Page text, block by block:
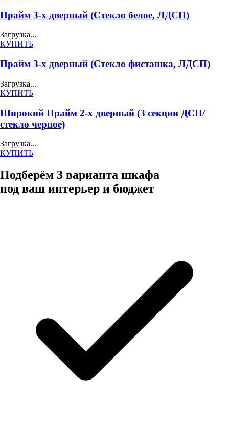
Прайм 3-х дверный (Стекло белое, ЛДСП)
Загрузка...
КУПИТЬ
Прайм 3-х дверный (Стекло фисташка, ЛДСП)
Загрузка...
КУПИТЬ
Широкий Прайм 2-х дверный (3 секции ДСП/
стекло черное)
Загрузка...
КУПИТЬ
Подберём 3 варианта шкафа
под ваш интерьер и бюджет